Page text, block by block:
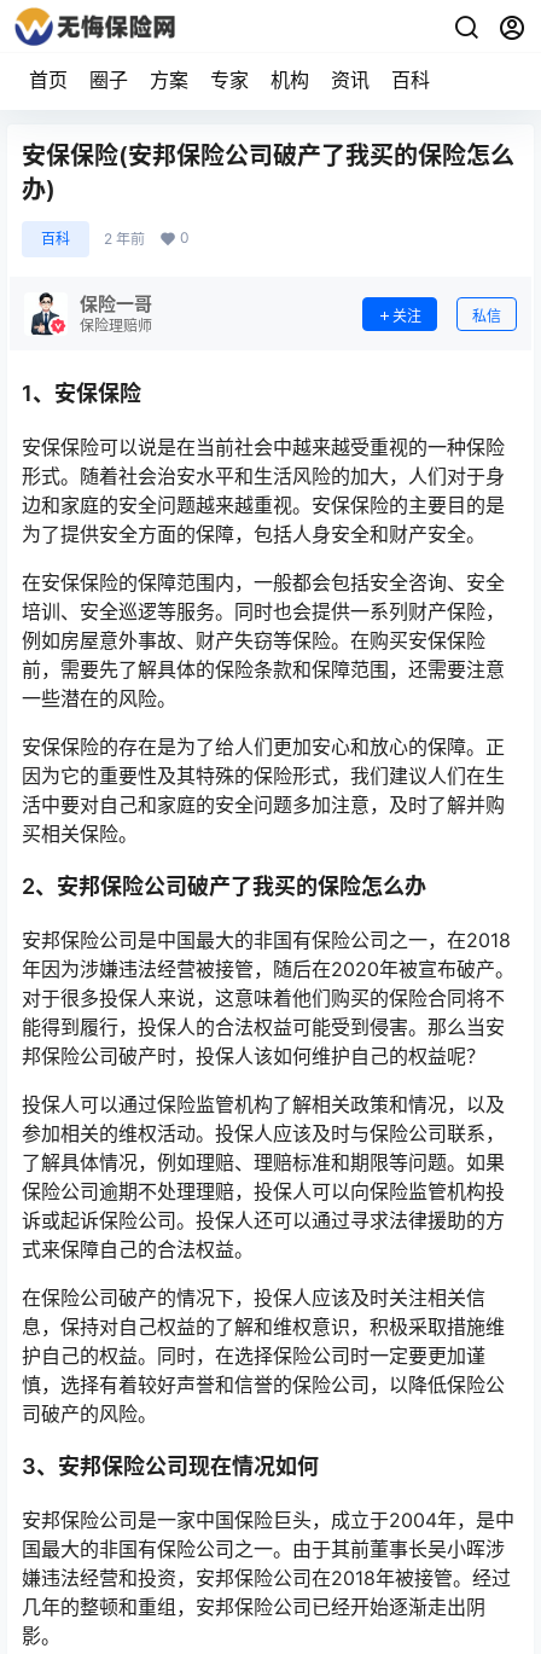
首页 圈子 方案 专家 机构 资讯 百科
安保保险(安邦保险公司破产了我买的保险怎么
办)
百科 2 年前 0
保险一哥
保险理赔师
关注 私信
1、安保保险
安保保险可以说是在当前社会中越来越受重视的一种保险
形式。随着社会治安水平和生活风险的加大，人们对于身
边和家庭的安全问题越来越重视。安保保险的主要目的是
为了提供安全方面的保障，包括人身安全和财产安全。
在安保保险的保障范围内，一般都会包括安全咨询、安全
培训、安全巡逻等服务。同时也会提供一系列财产保险，
例如房屋意外事故、财产失窃等保险。在购买安保保险
前，需要先了解具体的保险条款和保障范围，还需要注意
一些潜在的风险。
安保保险的存在是为了给人们更加安心和放心的保障。正
因为它的重要性及其特殊的保险形式，我们建议人们在生
活中要对自己和家庭的安全问题多加注意，及时了解并购
买相关保险。
2、安邦保险公司破产了我买的保险怎么办
安邦保险公司是中国最大的非国有保险公司之一，在2018
年因为涉嫌违法经营被接管，随后在2020年被宣布破产。
对于很多投保人来说，这意味着他们购买的保险合同将不
能得到履行，投保人的合法权益可能受到侵害。那么当安
邦保险公司破产时，投保人该如何维护自己的权益呢？
投保人可以通过保险监管机构了解相关政策和情况，以及
参加相关的维权活动。投保人应该及时与保险公司联系，
了解具体情况，例如理赔、理赔标准和期限等问题。如果
保险公司逾期不处理理赔，投保人可以向保险监管机构投
诉或起诉保险公司。投保人还可以通过寻求法律援助的方
式来保障自己的合法权益。
在保险公司破产的情况下，投保人应该及时关注相关信
息，保持对自己权益的了解和维权意识，积极采取措施维
护自己的权益。同时，在选择保险公司时一定要更加谨
慎，选择有着较好声誉和信誉的保险公司，以降低保险公
司破产的风险。
3、安邦保险公司现在情况如何
安邦保险公司是一家中国保险巨头，成立于2004年，是中
国最大的非国有保险公司之一。由于其前董事长吴小晖涉
嫌违法经营和投资，安邦保险公司在2018年被接管。经过
几年的整顿和重组，安邦保险公司已经开始逐渐走出阴
影。